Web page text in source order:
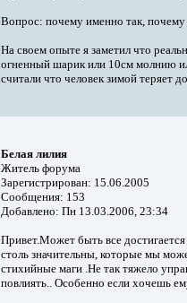
Вопрос: почему именно так, почему
На своем опыте я заметил что
огненный шарик или 10см молнию
считали что человек зимой теряет
Белая лилия
Житель форума
Зарегистрирован: 15.06.2005
Сообщения: 153
Добавлено: Пн 13.03.2006, 23:34
Привет.Может быть все
столь значительны, которые мы
стихийные маги .Не так тяжело
повлиять.. Особенно если хочешь